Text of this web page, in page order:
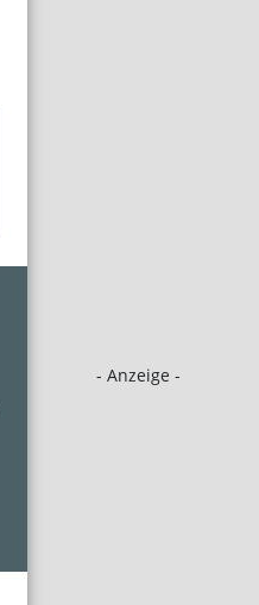
- Anzeige -